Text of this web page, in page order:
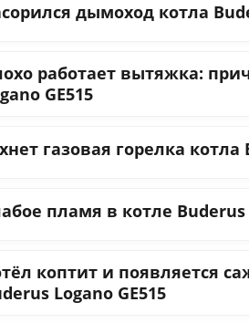
дымоход котла
работает вытяжка:
GE515
газовая горелка котла
пламя в котле Buderus
коптит и появляется
Logano GE515